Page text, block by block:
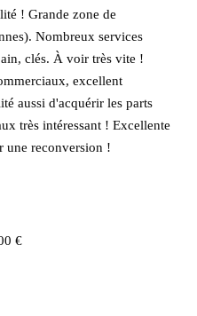
! Grande zone de
Nombreux services
clés. À voir très vite !
excellent
aussi d'acquérir les parts
très intéressant ! Excellente
une reconversion !
€